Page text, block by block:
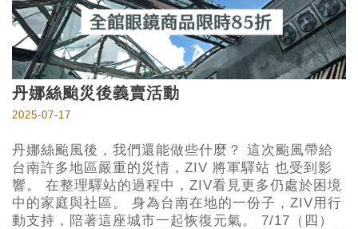
丹娜絲颱災後義賣活動
2025-07-17
丹娜絲颱風後，我們還能做些什麼？ 這次颱風帶給
台南許多地區嚴重的災情，ZIV 將軍驛站 也受到影
響。 在整理驛站的過程中，ZIV看見更多仍處於困境
中的家庭與社區。 身為台南在地的一份子，ZIV用行
動支持，陪著這座城市一起恢復元氣。 7/17（四）